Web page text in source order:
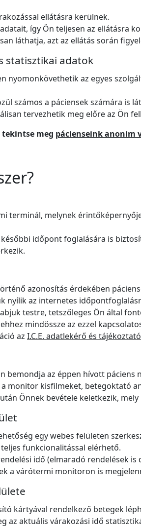
ellátásra kerülnek.
így Ön teljesen az ellátásra
láthatja, azt az ellátás során
statisztikai adatok
nyomonkövethetik az egyes
számos a páciensek számára is
tervezhetik meg előre az Ön
tekintse meg pácienseink anonim
terminál, melynek
időpont foglalására is
azonosítás érdekében
nyílik az internetes
testre, tetszőleges Ön által
mindössze az ezzel
az I.C.E. adatlekérő és
az éppen hívott páciens
monitor kisfilmeket, betegoktató
Önnek bevétele keletkezik,
egy webes felületen
funkcionalitással elérhető.
idő (elmaradó rendelések
a várótermi monitoron is
kártyával rendelkező betegek
aktuális várakozási idő